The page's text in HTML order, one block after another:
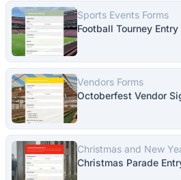
Sports Events Forms
Football Tourney Entry
Vendors Forms
Octoberfest Vendor
Christmas and New
Christmas Parade